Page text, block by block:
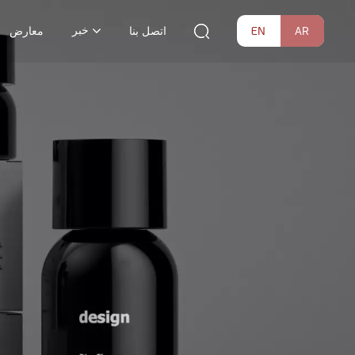
معارض خبر اتصل بنا EN AR